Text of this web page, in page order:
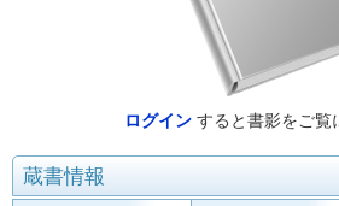
ログイン すると書影をご覧
蔵書情報